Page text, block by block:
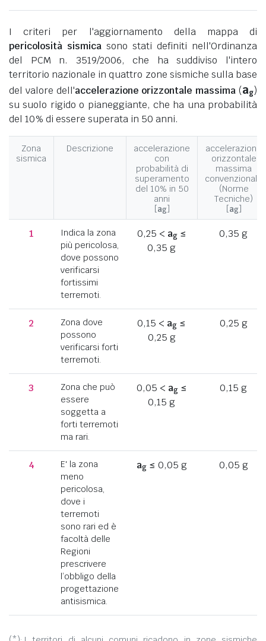
I criteri per l'aggiornamento della mappa di
pericolosità sismica sono stati definiti nell'Ordinanza
del PCM n. 3519/2006, che ha suddiviso l'intero
territorio nazionale in quattro zone sismiche sulla base
del valore dell'accelerazione orizzontale massima (ag)
su suolo rigido o pianeggiante, che ha una probabilità
del 10% di essere superata in 50 anni.
Zona
sismica
Descrizione
accelerazione
con
probabilità di
superamento
del 10% in 50
anni
[ag]
accelerazione
orizzontale
massima
convenzionale
(Norme
Tecniche)
[ag]
1
Indica la zona
più pericolosa,
dove possono
verificarsi
fortissimi
terremoti.
0,25 < ag≤
0,35 g
0,35 g
2
Zona dove
possono
verificarsi forti
terremoti.
0,15 < ag ≤
0,25 g
0,25 g
3
Zona che può
essere
soggetta a
forti terremoti
ma rari.
0,05 < ag≤
0,15 g
0,15 g
4
E' la zona
meno
pericolosa,
dove i
terremoti
sono rari ed è
facoltà delle
Regioni
prescrivere
l’obbligo della
progettazione
antisismica.
ag≤ 0,05 g 0,05 g